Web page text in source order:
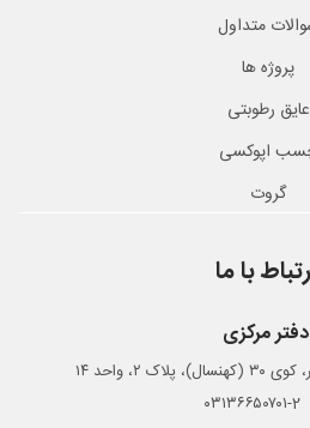
متداول
پروژه ها
عایق رطوبتی
اپوکسی
گروت
با ما
دفتر مرکزی
۲، واحد ۱۴
۰۳۱۳۶۶۵۰۷۰۱-2